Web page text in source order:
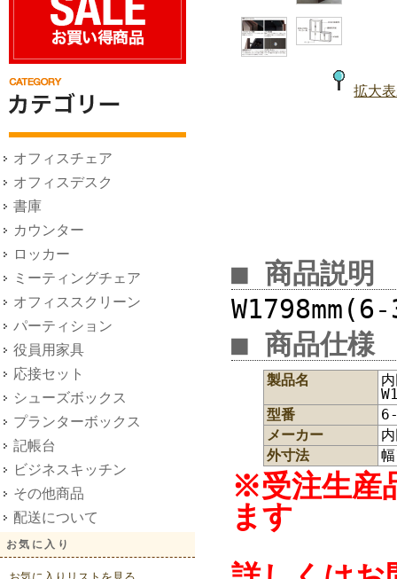
オフィスチェア
オフィスデスク
書庫
カウンター
ロッカー
ミーティングチェア
オフィススクリーン
パーティション
役員用家具
応接セット
シューズボックス
プランターボックス
記帳台
ビジネスキッチン
その他商品
配送について
お気に入り
拡大
■ 商品説明
■ 商品仕様
製品名
型番
メーカー
外寸法
※受注生産
ます